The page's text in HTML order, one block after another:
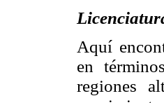
Aquí
en
regiones